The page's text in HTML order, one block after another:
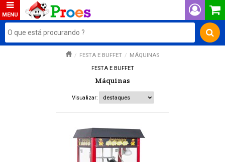
FESTA E BUFFET
MÁQUINAS
FESTA E BUFFET
Máquinas
Visualizar: